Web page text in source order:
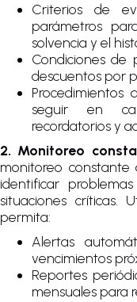
Criterios de
parámetros
solvencia y el
Condiciones de
descuentos por
Procedimientos
seguir en
recordatorios y
2. Monitoreo
monitoreo
identificar
situaciones críticas.
permita:
Alertas
vencimientos
Reportes
mensuales para